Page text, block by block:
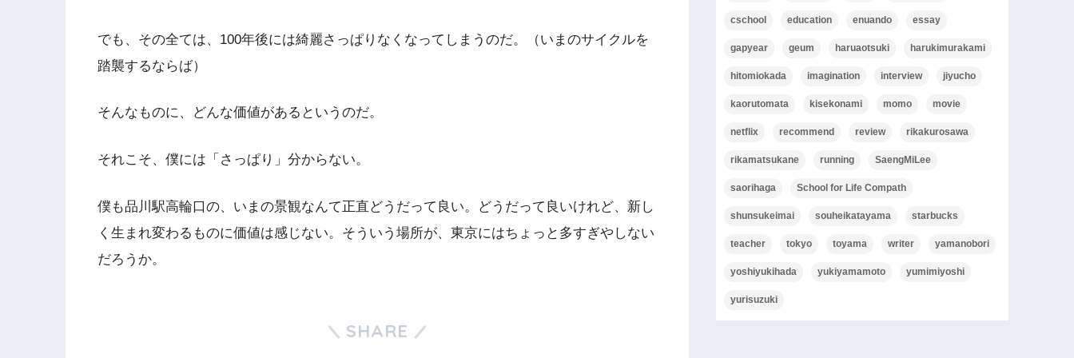
でも、その全ては、100年後には綺麗さっぱりなくなってしまうのだ。（いまのサイクルを
踏襲するならば）
そんなものに、どんな価値があるというのだ。
それこそ、僕には「さっぱり」分からない。
僕も品川駅高輪口の、いまの景観なんて正直どうだって良い。どうだって良いけれど、新し
く生まれ変わるものに価値は感じない。そういう場所が、東京にはちょっと多すぎやしない
だろうか。
SHARE
cschool education enuando essay
gapyear geum haruaotsuki harukimurakami
hitomiokada imagination interview jiyucho
kaorutomata kisekonami momo movie
netflix recommend review rikakurosawa
rikamatsukane running SaengMiLee
saorihaga School for Life Compath
shunsukeimai souheikatayama starbucks
teacher tokyo toyama writer yamanobori
yoshiyukihada yukiyamamoto yumimiyoshi
yurisuzuki